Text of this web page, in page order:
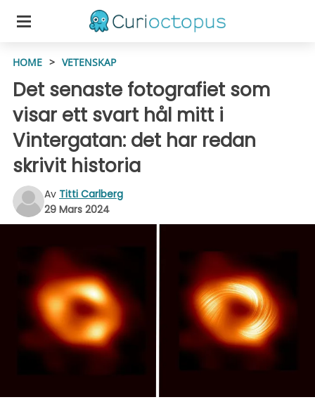
HOME > VETENSKAP
Det senaste fotografiet som
visar ett svart hål mitt i
Vintergatan: det har redan
skrivit historia
Av Titti Carlberg
29 Mars 2024